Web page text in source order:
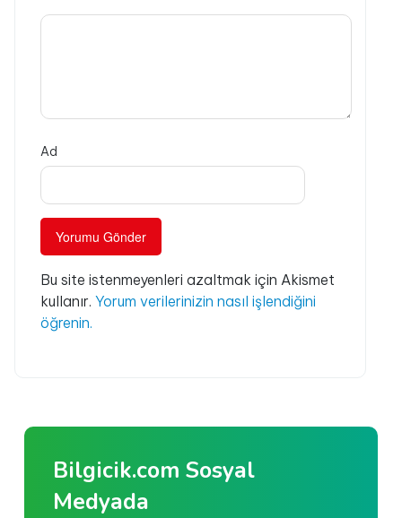
Ad
Bu site istenmeyenleri azaltmak için Akismet
kullanır. Yorum verilerinizin nasıl işlendiğini
öğrenin.
Bilgicik.com Sosyal
Medyada